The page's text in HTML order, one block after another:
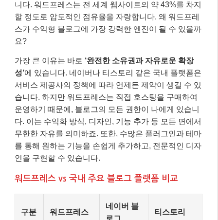
니다. 워드프레스는 전 세계 웹사이트의 약 43%를 차지
할 정도로 압도적인 점유율을 자랑합니다. 왜 워드프레
스가 수익형 블로그에 가장 강력한 엔진이 될 수 있을까
요?
가장 큰 이유는 바로 ‘완전한 소유권과 자유로운 확장
성’에 있습니다. 네이버나 티스토리 같은 국내 플랫폼은
서비스 제공사의 정책에 따라 언제든 제약이 생길 수 있
습니다. 하지만 워드프레스는 직접 호스팅을 구매하여
운영하기 때문에, 블로그의 모든 권한이 나에게 있습니
다. 이는 수익화 방식, 디자인, 기능 추가 등 모든 면에서
무한한 자유를 의미하죠. 또한, 수많은 플러그인과 테마
를 통해 원하는 기능을 손쉽게 추가하고, 전문적인 디자
인을 구현할 수 있습니다.
워드프레스 vs 국내 주요 블로그 플랫폼 비교
구분 워드프레스
네이버 블
티스토리